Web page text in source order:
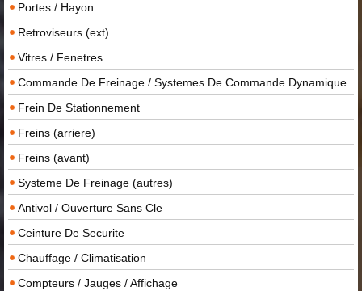
Portes / Hayon
Retroviseurs (ext)
Vitres / Fenetres
Commande De Freinage / Systemes De Commande Dynamique
Frein De Stationnement
Freins (arriere)
Freins (avant)
Systeme De Freinage (autres)
Antivol / Ouverture Sans Cle
Ceinture De Securite
Chauffage / Climatisation
Compteurs / Jauges / Affichage